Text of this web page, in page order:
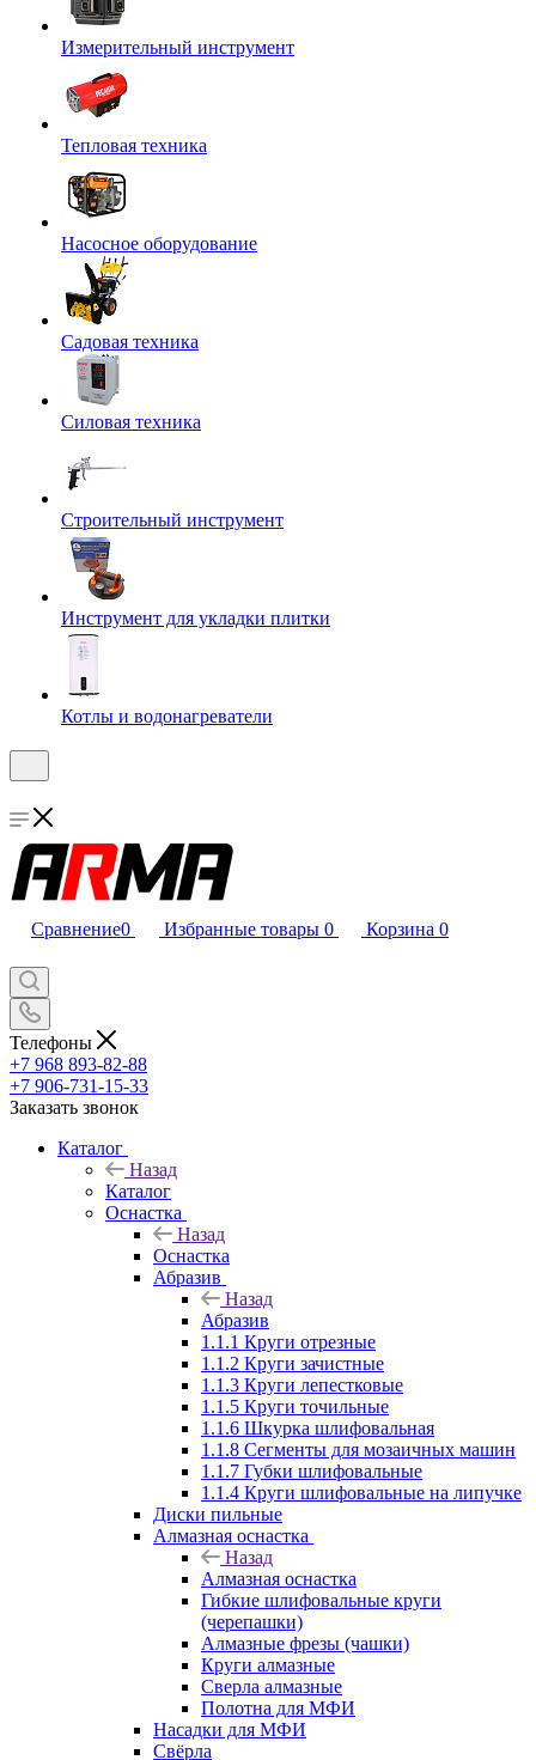
Измерительный инструмент
Тепловая техника
Насосное оборудование
Садовая техника
Силовая техника
Строительный инструмент
Инструмент для укладки плитки
Котлы и водонагреватели
Сравнение0 Избранные товары 0 Корзина 0
Телефоны
+7 968 893-82-88
+7 906-731-15-33
Заказать звонок
Каталог
Назад
Каталог
Оснастка
Назад
Оснастка
Абразив
Назад
Абразив
1.1.1 Круги отрезные
1.1.2 Круги зачистные
1.1.3 Круги лепестковые
1.1.5 Круги точильные
1.1.6 Шкурка шлифовальная
1.1.8 Сегменты для мозаичных машин
1.1.7 Губки шлифовальные
1.1.4 Круги шлифовальные на липучке
Диски пильные
Алмазная оснастка
Назад
Алмазная оснастка
Гибкие шлифовальные круги
(черепашки)
Алмазные фрезы (чашки)
Круги алмазные
Сверла алмазные
Полотна для МФИ
Насадки для МФИ
Свёрла